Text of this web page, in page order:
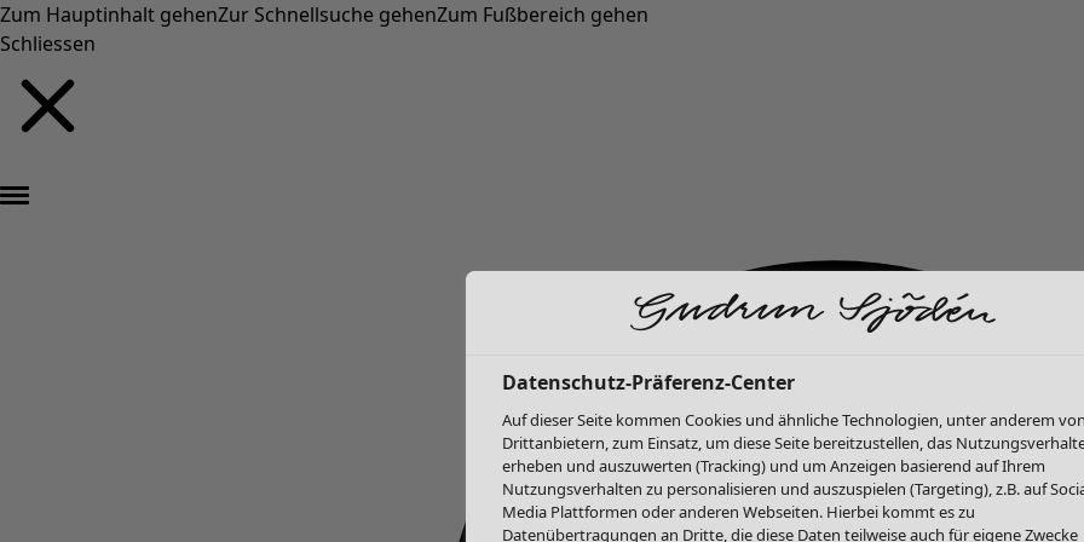
Zum Hauptinhalt gehenZur Schnellsuche gehenZum Fußbereich gehen
Schliessen
Datenschutz-Präferenz-Center
Auf dieser Seite kommen Cookies und ähnliche Technologien, unter anderem von
Drittanbietern, zum Einsatz, um diese Seite bereitzustellen, das
erheben und auszuwerten (Tracking) und um Anzeigen basierend auf Ihrem
Nutzungsverhalten zu personalisieren und auszuspielen (Targeting), z.B. auf
Media Plattformen oder anderen Webseiten. Hierbei kommt es zu
Datenübertragungen an Dritte, die diese Daten teilweise auch für eigene Zwecke